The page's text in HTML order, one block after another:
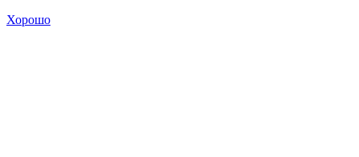
Хорошо